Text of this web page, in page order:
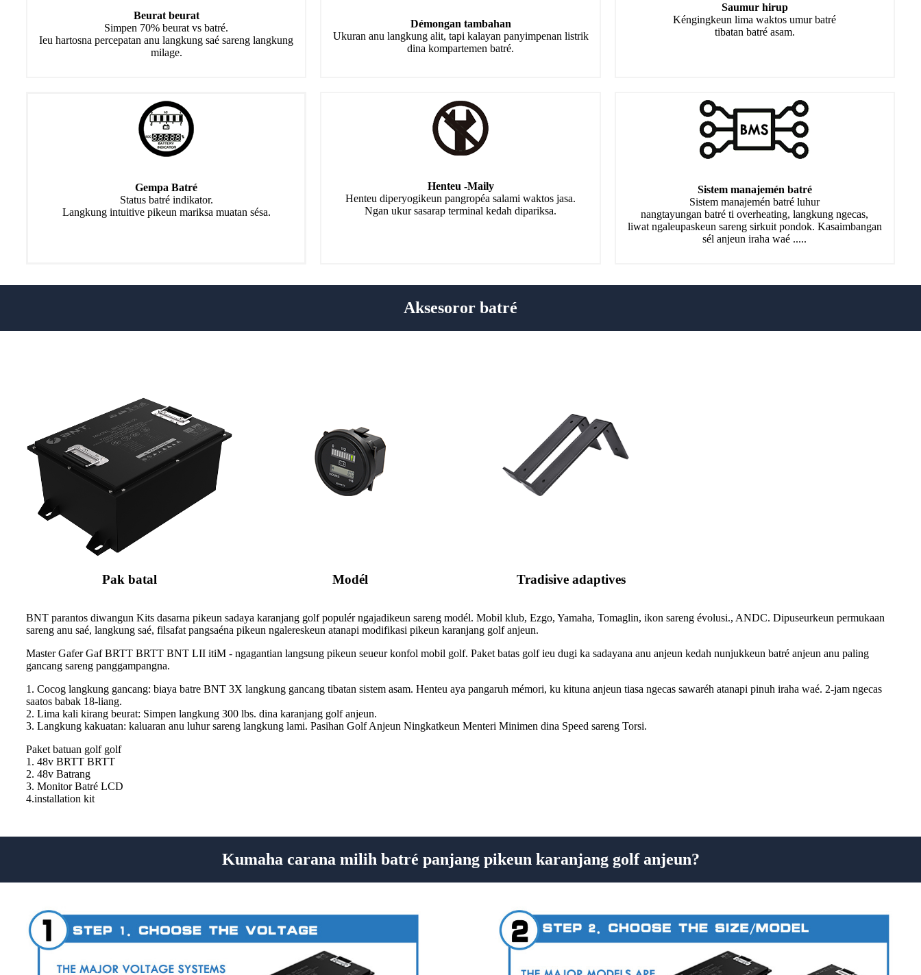
Beurat beurat
Simpen 70% beurat vs batré.
Ieu hartosna percepatan anu langkung saé sareng langkung
milage.
Démongan tambahan
Ukuran anu langkung alit, tapi kalayan panyimpenan listrik
dina kompartemen batré.
Saumur hirup
Kéngingkeun lima waktos umur batré
tibatan batré asam.
Gempa Batré
Status batré indikator.
Langkung intuitive pikeun mariksa muatan sésa.
Henteu -Maily
Henteu diperyogikeun pangropéa salami waktos jasa.
Ngan ukur sasarap terminal kedah dipariksa.
Sistem manajemén batré
Sistem manajemén batré luhur
nangtayungan batré ti overheating, langkung ngecas,
liwat ngaleupaskeun sareng sirkuit pondok. Kasaimbangan
sél anjeun iraha waé .....
Aksesoror batré
Pak batal Modél Tradisive adaptives
BNT parantos diwangun Kits dasarna pikeun sadaya karanjang golf populér ngajadikeun sareng modél. Mobil klub, Ezgo, Yamaha, Tomaglin, ikon sareng évolusi., ANDC. Dipuseurkeun permukaan
sareng anu saé, langkung saé, filsafat pangsaéna pikeun ngalereskeun atanapi modifikasi pikeun karanjang golf anjeun.
Master Gafer Gaf BRTT BRTT BNT LII itiM - ngagantian langsung pikeun seueur konfol mobil golf. Paket batas golf ieu dugi ka sadayana anu anjeun kedah nunjukkeun batré anjeun anu paling
gancang sareng panggampangna.
1. Cocog langkung gancang: biaya batre BNT 3X langkung gancang tibatan sistem asam. Henteu aya pangaruh mémori, ku kituna anjeun tiasa ngecas sawaréh atanapi pinuh iraha waé. 2-jam ngecas
saatos babak 18-liang.
2. Lima kali kirang beurat: Simpen langkung 300 lbs. dina karanjang golf anjeun.
3. Langkung kakuatan: kaluaran anu luhur sareng langkung lami. Pasihan Golf Anjeun Ningkatkeun Menteri Minimen dina Speed ​​sareng Torsi.
Paket batuan golf golf
1. 48v BRTT BRTT
2. 48v Batrang
3. Monitor Batré LCD
4.installation kit
Kumaha carana milih batré panjang pikeun karanjang golf anjeun?